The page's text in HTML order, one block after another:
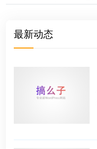
最新动态